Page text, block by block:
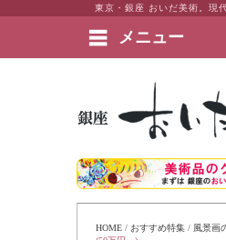
メニュー
絵画など美術品の販売
HOME / おすすめ特集 / 風景画